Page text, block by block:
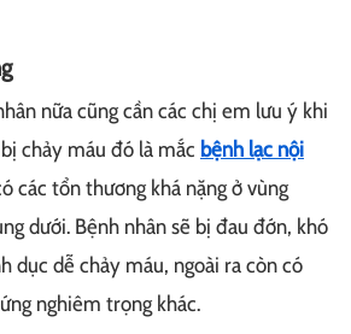
nữa cũng cần các chị em lưu ý khi
chảy máu đó là mắc bệnh lạc nội
các tổn thương khá nặng ở vùng
dưới. Bệnh nhân sẽ bị đau đớn, khó
dục dễ chảy máu, ngoài ra còn có
nghiêm trọng khác.